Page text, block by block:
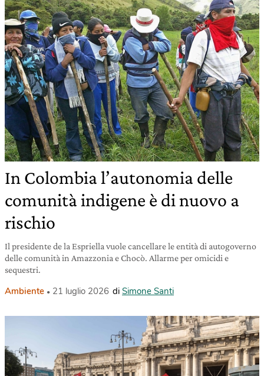
In Colombia l’autonomia delle
comunità indigene è di nuovo a
rischio
Il presidente de la Espriella vuole cancellare le entità di autogoverno
delle comunità in Amazzonia e Chocò. Allarme per omicidi e
sequestri.
Ambiente 21 luglio 2026 di Simone Santi